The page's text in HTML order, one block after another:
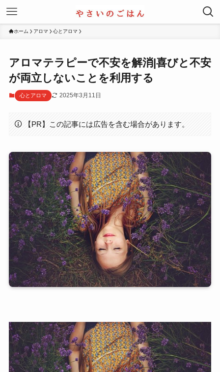
ホーム アロマ 心とアロマ
アロマテラピーで不安を解消|喜びと不安
が両立しないことを利用する
心とアロマ 2025年3月11日
【PR】この記事には広告を含む場合があります。